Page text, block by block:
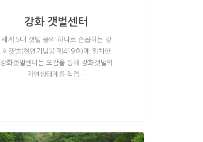
강화 갯벌센터
세계 5대 갯벌 중의 하나로 손꼽히는 강
화갯벌(천연기념물 제419호)에 위치한
강화갯벌센터는 오감을 통해 강화갯벌의
자연생태계를 직접…